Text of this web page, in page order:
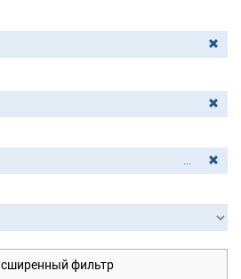
...
фильтр